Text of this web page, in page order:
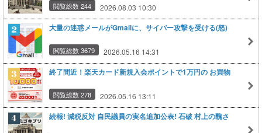
閲覧総数 244 2026.08.03 10:30
大量の迷惑メールがGmailに、サイバー攻撃を受ける(怒)
閲覧総数 3679 2026.05.16 14:31
終了間近！楽天カード新規入会ポイントで1万円の お買物
閲覧総数 278 2026.05.16 13:11
続報! 減税反対 自民議員の実名追加公表! 石破 村上の醜さ